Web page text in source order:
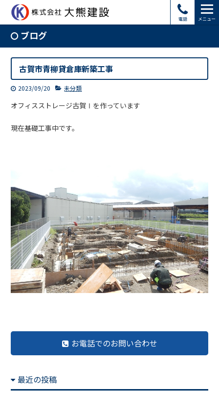
電話 メニュー
ブログ
古賀市青柳貸倉庫新築工事
2023/09/20 未分類
オフィスストレージ古賀Ⅰを作っています
現在基礎工事中です。
お電話でのお問い合わせ
最近の投稿